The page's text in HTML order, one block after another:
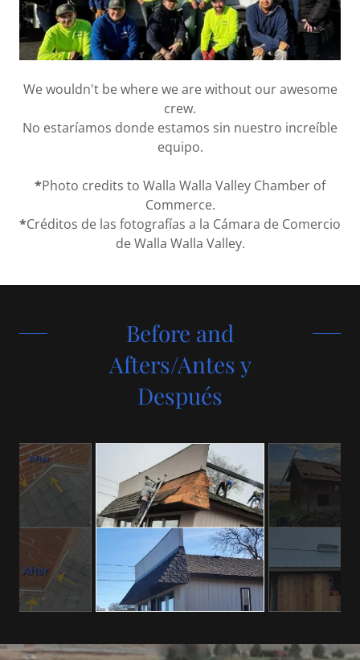
We wouldn't be where we are without our awesome
crew.
No estaríamos donde estamos sin nuestro increíble
equipo.
*Photo credits to Walla Walla Valley Chamber of
Commerce.
*Créditos de las fotografías a la Cámara de Comercio
de Walla Walla Valley.
Before and
Afters/Antes y
Después